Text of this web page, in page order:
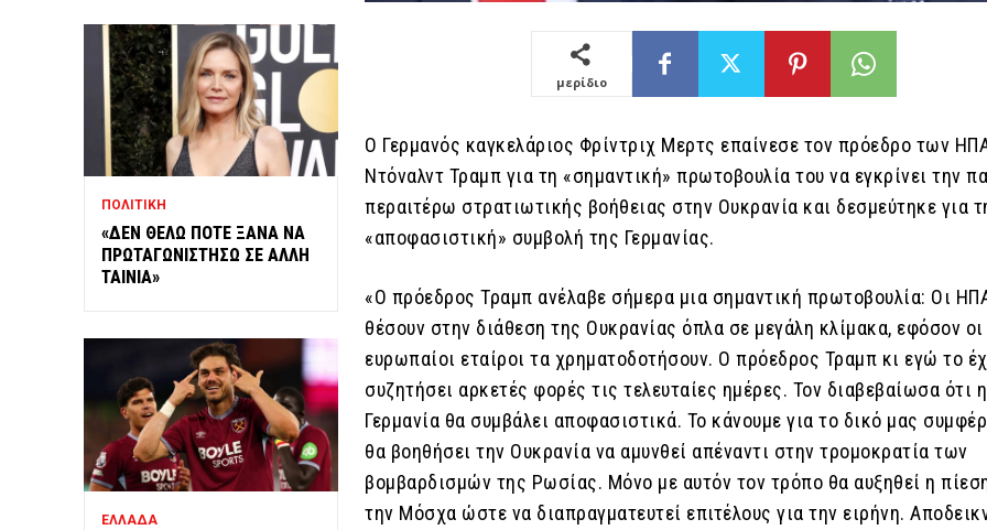
ΠΟΛΙΤΙΚΗ
«ΔΕΝ ΘΕΛΩ ΠΟΤΕ ΞΑΝΑ ΝΑ
ΠΡΩΤΑΓΩΝΙΣΤΗΣΩ ΣΕ ΑΛΛΗ
ΤΑΙΝΙΑ»
ΕΛΛΑΔΑ
μερίδιο
Ο Γερμανός καγκελάριος Φρίντριχ Μερτς επαίνεσε τον πρόεδρο των
Ντόναλντ Τραμπ για τη «σημαντική» πρωτοβουλία του να εγκρίνει την
περαιτέρω στρατιωτικής βοήθειας στην Ουκρανία και δεσμεύτηκε για
«αποφασιστική» συμβολή της Γερμανίας.
«Ο πρόεδρος Τραμπ ανέλαβε σήμερα μια σημαντική πρωτοβουλία: Οι
θέσουν στην διάθεση της Ουκρανίας όπλα σε μεγάλη κλίμακα, εφόσον οι
ευρωπαίοι εταίροι τα χρηματοδοτήσουν. Ο πρόεδρος Τραμπ κι εγώ το
συζητήσει αρκετές φορές τις τελευταίες ημέρες. Τον διαβεβαίωσα ότι η
Γερμανία θα συμβάλει αποφασιστικά. Το κάνουμε για το δικό μας
θα βοηθήσει την Ουκρανία να αμυνθεί απέναντι στην τρομοκρατία των
βομβαρδισμών της Ρωσίας. Μόνο με αυτόν τον τρόπο θα αυξηθεί η
την Μόσχα ώστε να διαπραγματευτεί επιτέλους για την ειρήνη.